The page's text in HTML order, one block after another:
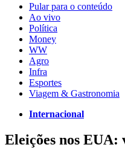
Pular para o conteúdo
Ao vivo
Política
Money
WW
Agro
Infra
Esportes
Viagem & Gastronomia
Internacional
Eleições nos